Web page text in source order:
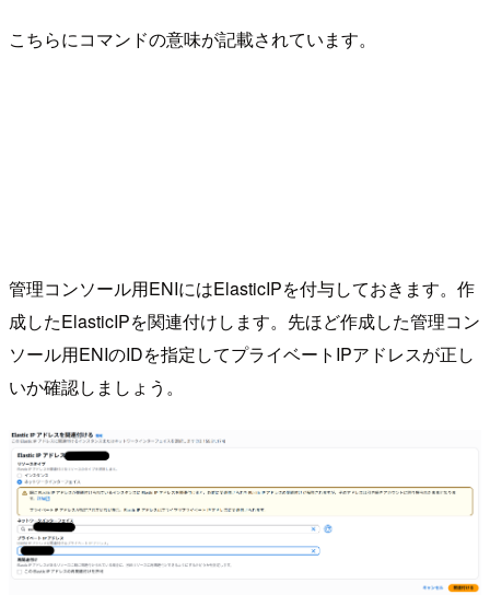
こちらにコマンドの意味が記載されています。
管理コンソール用ENIにはElasticIPを付与しておきます。作
成したElasticIPを関連付けします。先ほど作成した管理コン
ソール用ENIのIDを指定してプライベートIPアドレスが正し
いか確認しましょう。